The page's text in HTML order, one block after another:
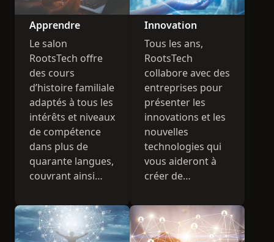
Apprendre
Le salon
RootsTech offre
des cours
d’histoire familiale
adaptés à tous les
intérêts et niveaux
de compétence
dans plus de
quarante langues,
couvrant ainsi
pays. En bref, il y
en a pour tous les
goûts.
Innovation
Tous les ans,
RootsTech
collabore avec des
entreprises pour
présenter les
innovations et les
nouvelles
technologies qui
vous aideront à
créer de
dans votre
histoire familiale.